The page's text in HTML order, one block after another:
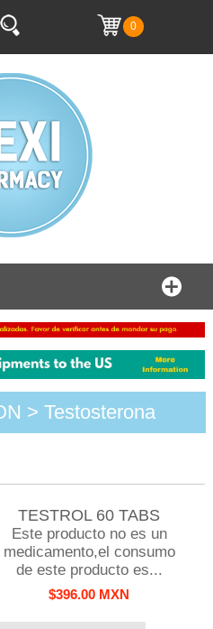
0
> Testosterona
TESTROL 60 TABS
Este producto no es un
medicamento,el consumo
de este producto es...
$396.00 MXN